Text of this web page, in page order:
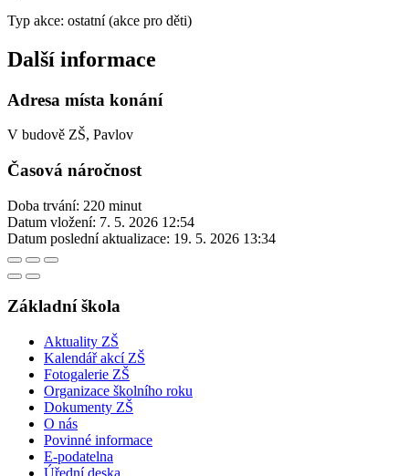
Typ akce: ostatní (akce pro děti)
Další informace
Adresa místa konání
V budově ZŠ, Pavlov
Časová náročnost
Doba trvání: 220 minut
Datum vložení: 7. 5. 2026 12:54
Datum poslední aktualizace: 19. 5. 2026 13:34
Základní škola
Aktuality ZŠ
Kalendář akcí ZŠ
Fotogalerie ZŠ
Organizace školního roku
Dokumenty ZŠ
O nás
Povinné informace
E-podatelna
Úřední deska